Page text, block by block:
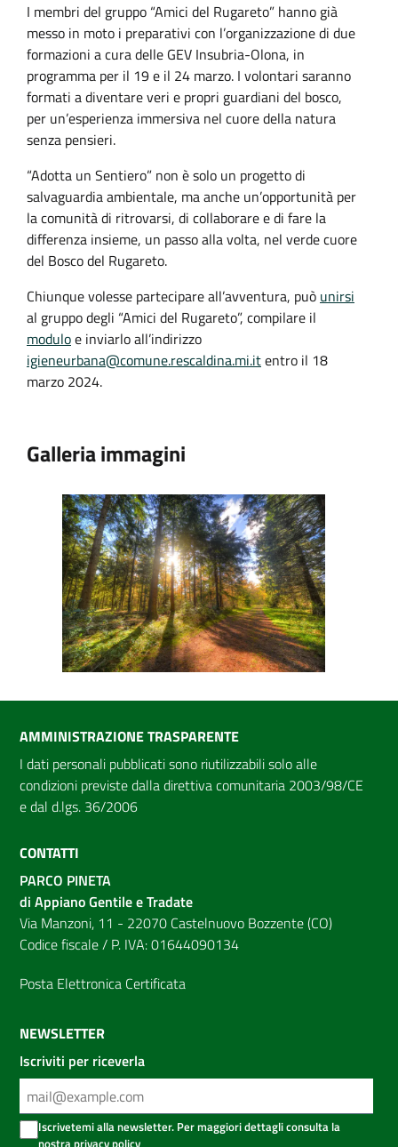
I membri del gruppo “Amici del Rugareto” hanno già
messo in moto i preparativi con l’organizzazione di due
formazioni a cura delle GEV Insubria-Olona, in
programma per il 19 e il 24 marzo. I volontari saranno
formati a diventare veri e propri guardiani del bosco,
per un’esperienza immersiva nel cuore della natura
senza pensieri.
“Adotta un Sentiero” non è solo un progetto di
salvaguardia ambientale, ma anche un’opportunità per
la comunità di ritrovarsi, di collaborare e di fare la
differenza insieme, un passo alla volta, nel verde cuore
del Bosco del Rugareto.
Chiunque volesse partecipare all’avventura, può unirsi
al gruppo degli “Amici del Rugareto”, compilare il
moduloe inviarlo all’indirizzo
igieneurbana@comune.rescaldina.mi.itentro il 18
marzo 2024.
Galleria immagini
AMMINISTRAZIONE TRASPARENTE
I dati personali pubblicati sono riutilizzabili solo alle
condizioni previste dalla direttiva comunitaria 2003/98/CE
e dal d.lgs. 36/2006
CONTATTI
PARCO PINETA
di Appiano Gentile e Tradate
Via Manzoni, 11 - 22070 Castelnuovo Bozzente (CO)
Codice fiscale / P. IVA: 01644090134
Posta Elettronica Certificata
NEWSLETTER
Iscriviti per riceverla
Iscrivetemi alla newsletter. Per maggiori dettagli consulta la
nostra privacy policy